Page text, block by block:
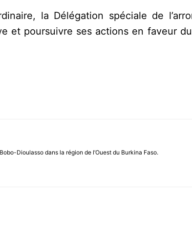
la Délégation spéciale de
et poursuivre ses actions en faveur
Dioulasso dans la région de l’Ouest du Burkina Faso.